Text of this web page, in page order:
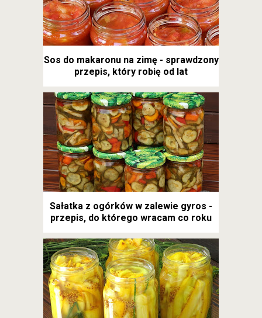
Sos do makaronu na zimę - sprawdzony
przepis, który robię od lat
Sałatka z ogórków w zalewie gyros -
przepis, do którego wracam co roku